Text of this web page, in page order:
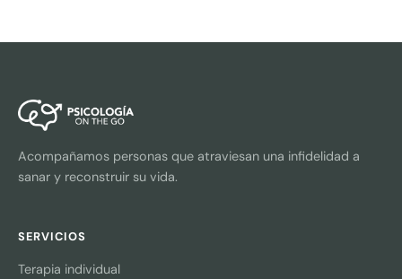
Acompañamos personas que atraviesan una infidelidad a
sanar y reconstruir su vida.
SERVICIOS
Terapia individual